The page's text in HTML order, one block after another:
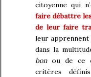
citoyenne qui
faire débattre
de leur faire
leur
dans la
bonou de ce
critères